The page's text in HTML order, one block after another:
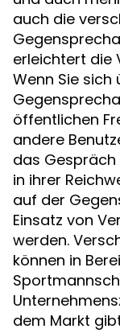
auch die
erleichtert die
Wenn Sie
öffentlichen
andere
das Gespräch
in ihrer
auf der
Einsatz von
werden.
können in
dem Markt